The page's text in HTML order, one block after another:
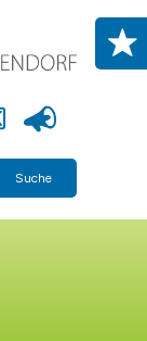
Presse
Suche